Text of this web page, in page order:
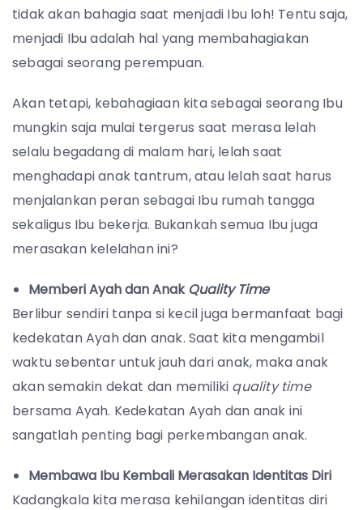
tidak akan bahagia saat menjadi Ibu loh! Tentu saja,
menjadi Ibu adalah hal yang membahagiakan
sebagai seorang perempuan.
Akan tetapi, kebahagiaan kita sebagai seorang Ibu
mungkin saja mulai tergerus saat merasa lelah
selalu begadang di malam hari, lelah saat
menghadapi anak tantrum, atau lelah saat harus
menjalankan peran sebagai Ibu rumah tangga
sekaligus Ibu bekerja. Bukankah semua Ibu juga
merasakan kelelahan ini?
Memberi Ayah dan Anak Quality Time
Berlibur sendiri tanpa si kecil juga bermanfaat bagi
kedekatan Ayah dan anak. Saat kita mengambil
waktu sebentar untuk jauh dari anak, maka anak
akan semakin dekat dan memiliki quality time
bersama Ayah. Kedekatan Ayah dan anak ini
sangatlah penting bagi perkembangan anak.
Membawa Ibu Kembali Merasakan Identitas Diri
Kadangkala kita merasa kehilangan identitas diri